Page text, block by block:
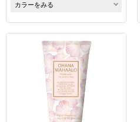
カラーをみる